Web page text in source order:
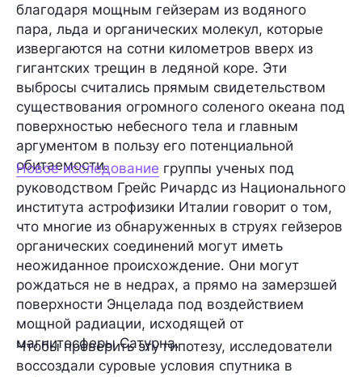
благодаря мощным гейзерам из водяного
пара, льда и органических молекул, которые
извергаются на сотни километров вверх из
гигантских трещин в ледяной коре. Эти
выбросы считались прямым свидетельством
существования огромного соленого океана под
поверхностью небесного тела и главным
аргументом в пользу его потенциальной
обитаемости.
Новое исследование группы ученых под
руководством Грейс Ричардс из Национального
института астрофизики Италии говорит о том,
что многие из обнаруженных в струях гейзеров
органических соединений могут иметь
неожиданное происхождение. Они могут
рождаться не в недрах, а прямо на замерзшей
поверхности Энцелада под воздействием
мощной радиации, исходящей от
магнитосферы Сатурна.
Чтобы проверить эту гипотезу, исследователи
воссоздали суровые условия спутника в